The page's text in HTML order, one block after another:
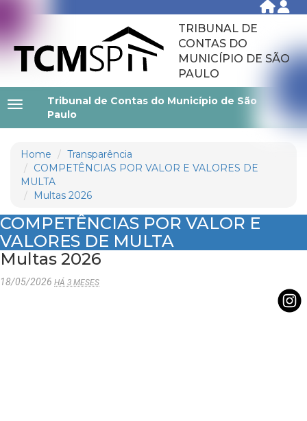
TRIBUNAL DE
CONTAS DO
MUNICÍPIO DE SÃO
PAULO
Tribunal de Contas do Município de São
Paulo
Home
Transparência
COMPETÊNCIAS POR VALOR E VALORES DE
MULTA
Multas 2026
COMPETÊNCIAS POR VALOR E
VALORES DE MULTA
Multas 2026
18/05/2026 HÁ 3 MESES